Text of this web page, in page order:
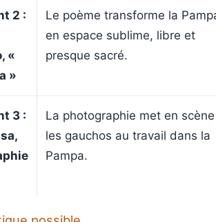
2 :
«
»
Le poème transforme la
en espace sublime, libre et
presque sacré.
3 :
La photographie met en scène
les gauchos au travail dans la
Pampa.